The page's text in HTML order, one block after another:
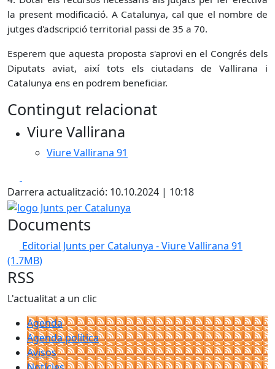
la present modificació. A Catalunya, cal que el nombre de
jutges d'adscripció territorial passi de 35 a 70.
Esperem que aquesta proposta s'aprovi en el Congrés dels
Diputats aviat, així tots els ciutadans de Vallirana i
Catalunya ens en podrem beneficiar.
Contingut relacionat
Viure Vallirana
Viure Vallirana 91
Darrera actualització: 10.10.2024 | 10:18
logo Junts per Catalunya
Documents
Editorial Junts per Catalunya - Viure Vallirana 91
(1.7MB)
RSS
L'actualitat a un clic
Agenda
Agenda política
Avisos